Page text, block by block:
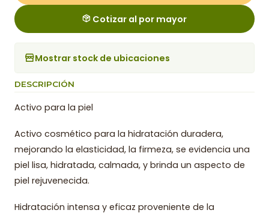
Cotizar al por mayor
Mostrar stock de ubicaciones
DESCRIPCIÓN
Activo para la piel
Activo cosmético para la hidratación duradera,
mejorando la elasticidad, la firmeza, se evidencia una
piel lisa, hidratada, calmada, y brinda un aspecto de
piel rejuvenecida.
Hidratación intensa y eficaz proveniente de la